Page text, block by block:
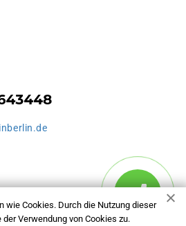
wie Cookies. Durch die Nutzung dieser
Verwendung von Cookies zu.